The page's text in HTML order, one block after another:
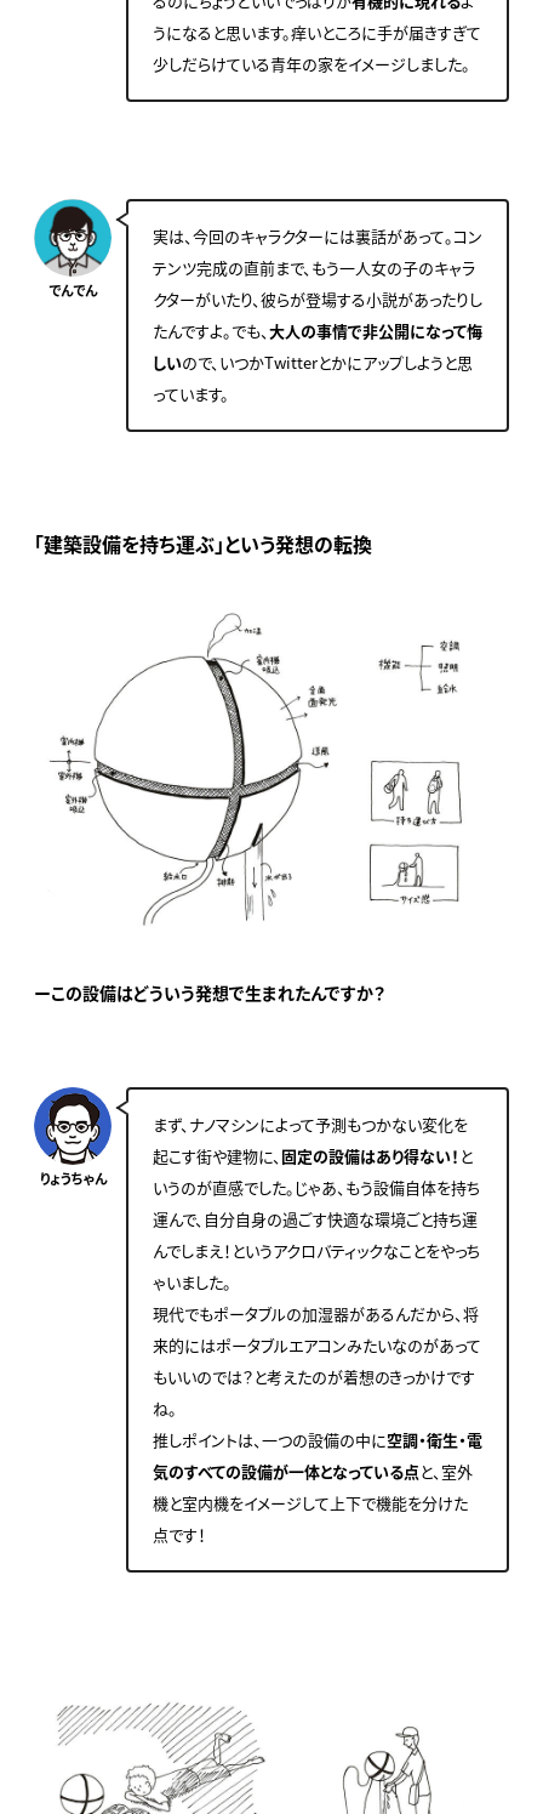
うになると思います。痒いところに手が届きすぎて
少しだらけている青年の家をイメージしました。
でんでん
実は、今回のキャラクターには裏話があって。コン
テンツ完成の直前まで、もう一人女の子のキャラ
クターがいたり、彼らが登場する小説があったりし
たんですよ。でも、大人の事情で非公開になって悔
しいので、いつかTwitterとかにアップしようと思
っています。
「建築設備を持ち運ぶ」という発想の転換
ーこの設備はどういう発想で生まれたんですか？
りょうちゃん
まず、ナノマシンによって予測もつかない変化を
起こす街や建物に、 固定の設備はあり得ない！ と
いうのが直感でした。じゃあ、もう設備自体を持ち
運んで、自分自身の過ごす快適な環境ごと持ち運
んでしまえ！というアクロバティックなことをやっち
ゃいました。
現代でもポータブルの加湿器があるんだから、将
来的にはポータブルエアコンみたいなのがあって
もいいのでは？と考えたのが着想のきっかけです
ね。
推しポイントは、一つの設備の中に空調・衛生・電
気のすべての設備が一体となっている点と、室外
機と室内機をイメージして上下で機能を分けた
点です！